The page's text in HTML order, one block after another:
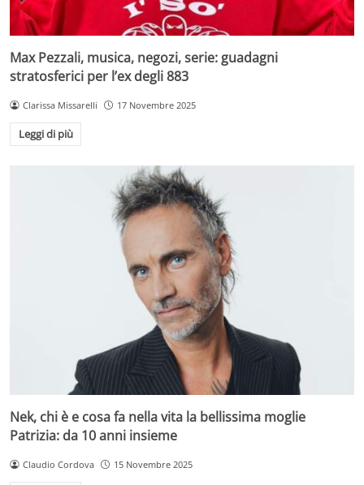
Max Pezzali, musica, negozi, serie: guadagni
stratosferici per l’ex degli 883
Clarissa Missarelli 17 Novembre 2025
Leggi di più
Nek, chi è e cosa fa nella vita la bellissima moglie
Patrizia: da 10 anni insieme
Claudio Cordova 15 Novembre 2025